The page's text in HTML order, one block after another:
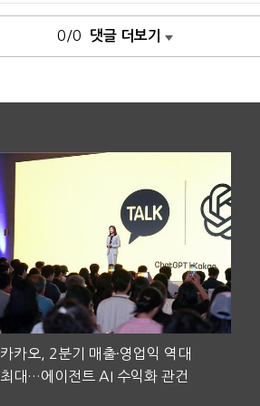
0/0 댓글 더보기
카카오, 2분기 매출·영업익 역대
최대…에이전트 AI 수익화 관건